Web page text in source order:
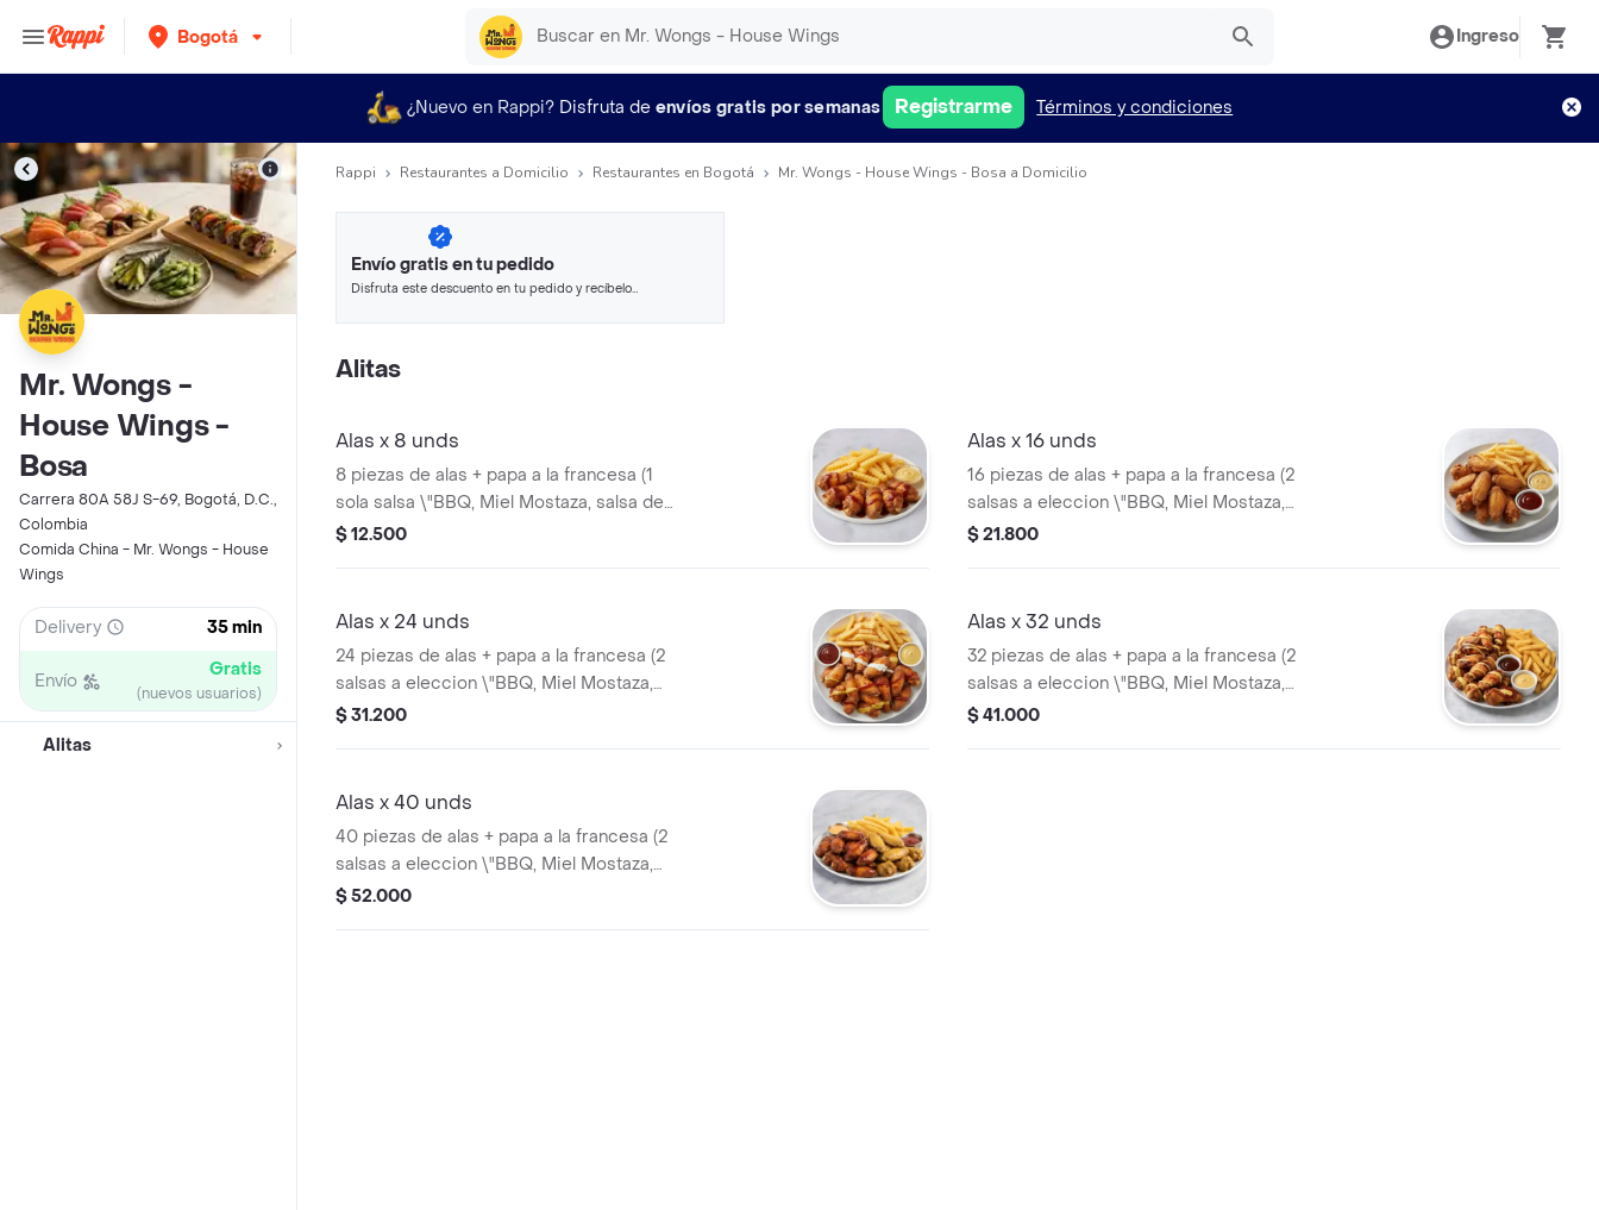
Bogotá Ingreso
¿Nuevo en Rappi? Disfruta de envíos gratis por semanas Registrarme Términos y condiciones
Mr. Wongs -
House Wings -
Bosa
Carrera 80A 58J S-69, Bogotá, D.C.,
Colombia
Comida China - Mr. Wongs - House
Wings
Delivery 35 min
Envío Gratis
(nuevos usuarios)
Alitas
Rappi Restaurantes a Domicilio Restaurantes en Bogotá Mr. Wongs - House Wings - Bosa a Domicilio
Envío gratis en tu pedido
Disfruta este descuento en tu pedido y recíbelo
Alitas
Alas x 8 unds
8 piezas de alas + papa a la francesa (1
sola salsa \"BBQ, Miel Mostaza, salsa de
quesos o BBQ picante\")
$ 12.500
Alas x 16 unds
16 piezas de alas + papa a la francesa (2
salsas a eleccion \"BBQ, Miel Mostaza,
salsa de quesos o BBQ picante\")
$ 21.800
Alas x 24 unds
24 piezas de alas + papa a la francesa (2
salsas a eleccion \"BBQ, Miel Mostaza,
salsa de quesos o BBQ picante\")
$ 31.200
Alas x 32 unds
32 piezas de alas + papa a la francesa (2
salsas a eleccion \"BBQ, Miel Mostaza,
salsa de quesos o BBQ picante\")
$ 41.000
Alas x 40 unds
40 piezas de alas + papa a la francesa (2
salsas a eleccion \"BBQ, Miel Mostaza,
salsa de quesos o BBQ picante\")
$ 52.000